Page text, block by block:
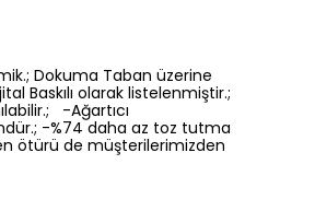
Dokuma Taban üzerine
Baskılı olarak listelenmiştir.;
-Ağartıcı
-%74 daha az toz tutma
ötürü de müşterilerimizden